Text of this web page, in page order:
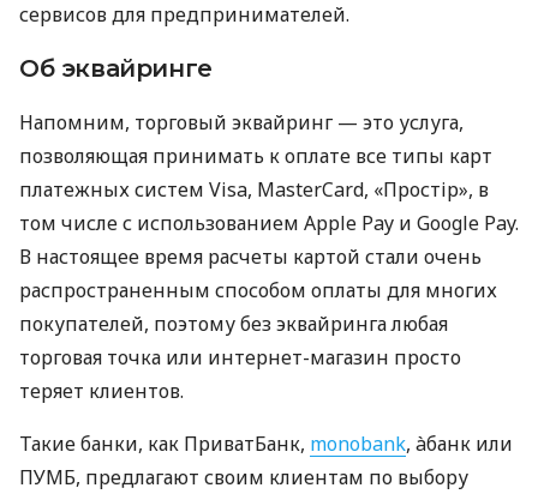
сервисов для предпринимателей.
Об эквайринге
Напомним, торговый эквайринг — это услуга,
позволяющая принимать к оплате все типы карт
платежных систем Visa, MasterCard, «Простір», в
том числе с использованием Apple Pay и Google Pay.
В настоящее время расчеты картой стали очень
распространенным способом оплаты для многих
покупателей, поэтому без эквайринга любая
торговая точка или интернет-магазин просто
теряет клиентов.
Такие банки, как ПриватБанк, monobank, àбанк или
ПУМБ, предлагают своим клиентам по выбору